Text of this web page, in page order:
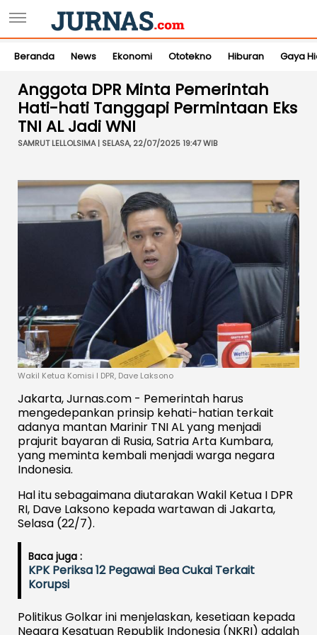
Beranda News Ekonomi Ototekno Hiburan Gaya
Anggota DPR Minta Pemerintah
Hati-hati Tanggapi Permintaan Eks
TNI AL Jadi WNI
SAMRUT LELLOLSIMA | SELASA, 22/07/2025 19:47 WIB
Wakil Ketua Komisi I DPR, Dave Laksono
Jakarta, Jurnas.com - Pemerintah harus
mengedepankan prinsip kehati-hatian terkait
adanya mantan Marinir TNI AL yang menjadi
prajurit bayaran di Rusia, Satria Arta Kumbara,
yang meminta kembali menjadi warga negara
Indonesia.
Hal itu sebagaimana diutarakan Wakil Ketua I DPR
RI, Dave Laksono kepada wartawan di Jakarta,
Selasa (22/7).
Baca juga :
KPK Periksa 12 Pegawai Bea Cukai Terkait
Korupsi
Politikus Golkar ini menjelaskan, kesetiaan kepada
Negara Kesatuan Republik Indonesia (NKRI) adalah